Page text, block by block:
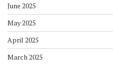
June 2025
May 2025
April 2025
March 2025